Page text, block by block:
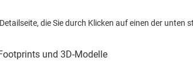
die Sie durch Klicken auf einen der unten